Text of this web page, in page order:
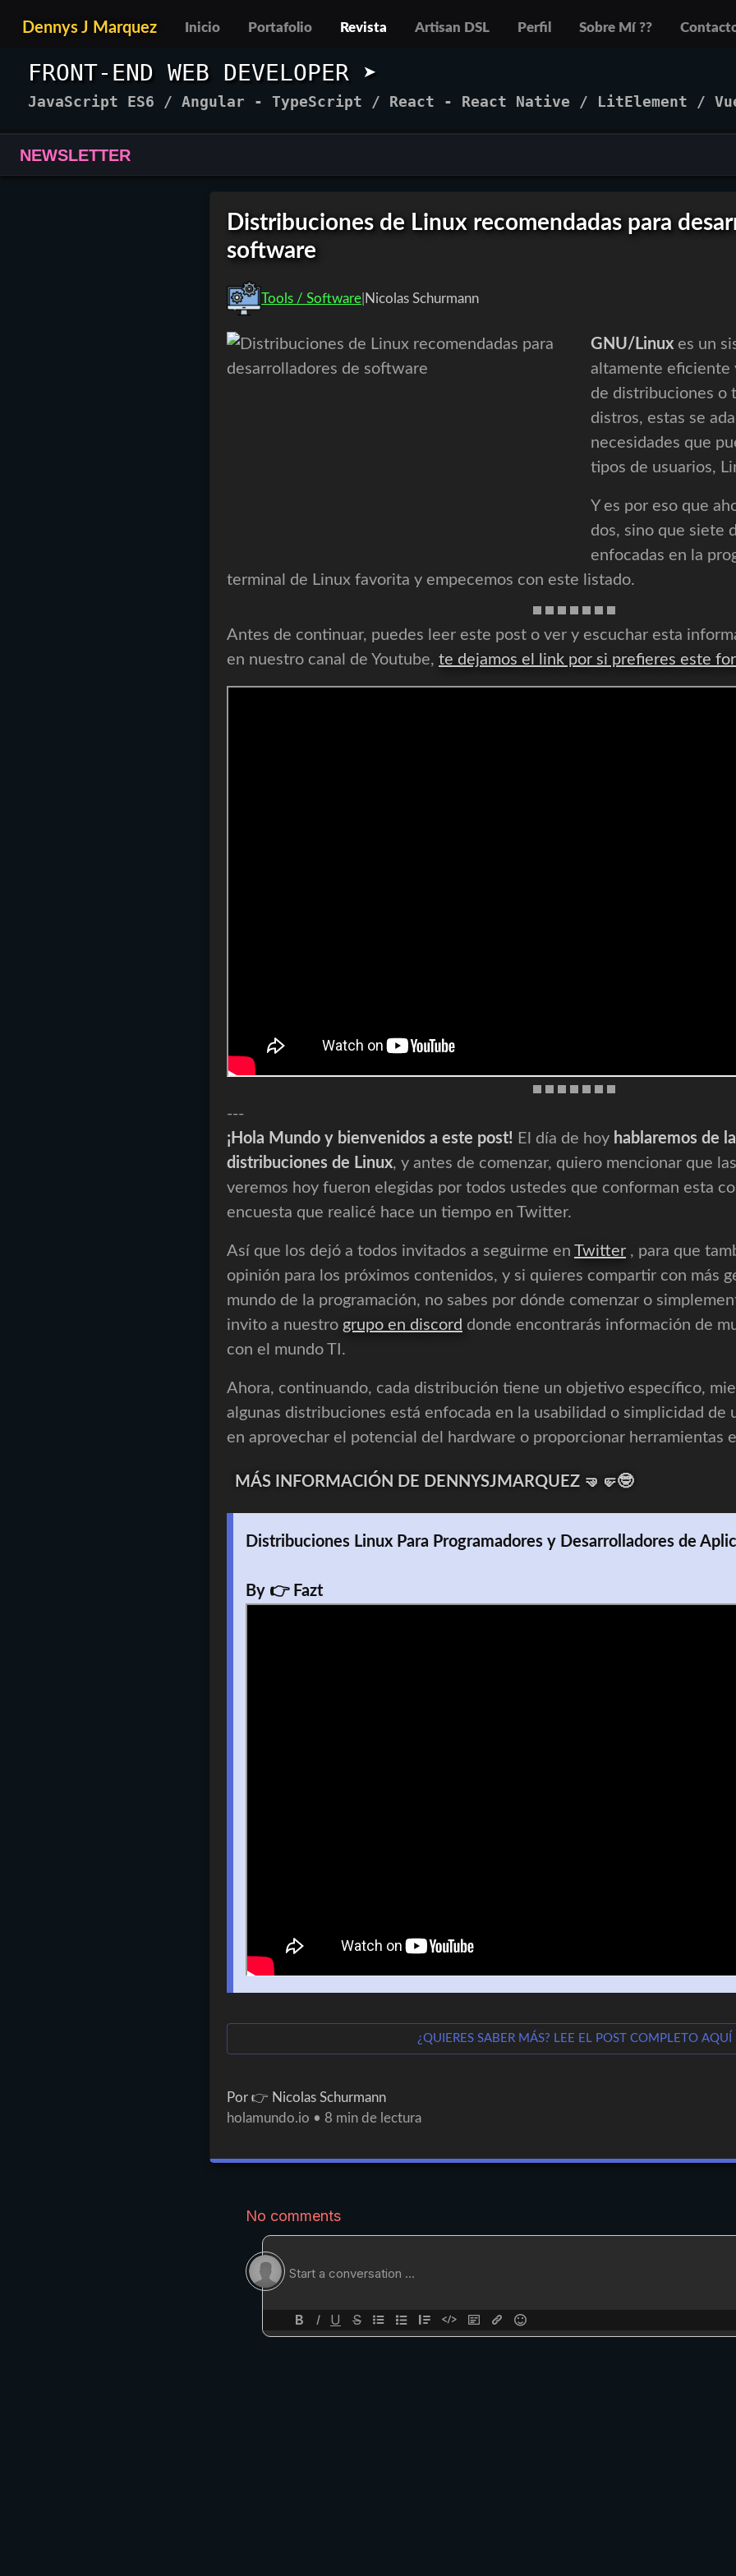
Dennys J Marquez Inicio Portafolio Revista Artisan DSL Perfil Sobre Mí ??
FRONT-END WEB DEVELOPER ➤
JavaScript ES6 / Angular - TypeScript / React - React Native / LitElement /
NEWSLETTER
Distribuciones de Linux recomendadas para
software
Tools / Software Nicolas Schurmann
GNU/Linux es un
altamente eficiente
de distribuciones o
distros, estas se
necesidades que
tipos de usuarios,
Y es por eso que
dos, sino que siete
enfocadas en la
terminal de Linux favorita y empecemos con este listado.
Antes de continuar, puedes leer este post o ver y escuchar esta
en nuestro canal de Youtube, te dejamos el link por si prefieres este
---
¡Hola Mundo y bienvenidos a este post! El día de hoy hablaremos de
distribuciones de Linux, y antes de comenzar, quiero mencionar que
veremos hoy fueron elegidas por todos ustedes que conforman esta
encuesta que realicé hace un tiempo en Twitter.
Así que los dejó a todos invitados a seguirme en Twitter , para que
opinión para los próximos contenidos, y si quieres compartir con más
mundo de la programación, no sabes por dónde comenzar o
invito a nuestro grupo en discord donde encontrarás información de
con el mundo TI.
Ahora, continuando, cada distribución tiene un objetivo específico,
algunas distribuciones está enfocada en la usabilidad o simplicidad de
en aprovechar el potencial del hardware o proporcionar herramientas
MÁS INFORMACIÓN DE DENNYSJMARQUEZ 🤜🤛🤓
Distribuciones Linux Para Programadores y Desarrolladores de
By 👉 Fazt
¿QUIERES SABER MÁS? LEE EL POST COMPLETO AQUÍ
Por 👉 Nicolas Schurmann
holamundo.io • 8 min de lectura